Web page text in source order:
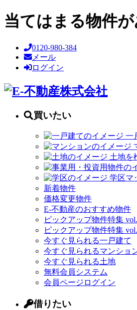
当てはまる物件
0120-980-384
メール
ログイン
買いたい
一
土地を
学区マ
新着物件
価格変更物件
E-不動産のおすすめ物件
ピックアップ物件特集
ピックアップ物件特集
今すぐ見られる一戸建て
今すぐ見られるマンショ
今すぐ見られる土地
無料会員システム
会員ページログイン
借りたい